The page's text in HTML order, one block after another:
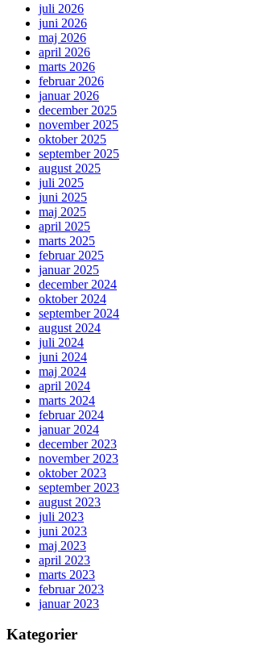
juli 2026
juni 2026
maj 2026
april 2026
marts 2026
februar 2026
januar 2026
december 2025
november 2025
oktober 2025
september 2025
august 2025
juli 2025
juni 2025
maj 2025
april 2025
marts 2025
februar 2025
januar 2025
december 2024
oktober 2024
september 2024
august 2024
juli 2024
juni 2024
maj 2024
april 2024
marts 2024
februar 2024
januar 2024
december 2023
november 2023
oktober 2023
september 2023
august 2023
juli 2023
juni 2023
maj 2023
april 2023
marts 2023
februar 2023
januar 2023
Kategorier